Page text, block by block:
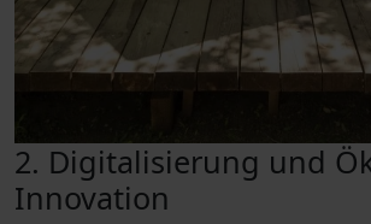
2. Digitalisierung und
Innovation